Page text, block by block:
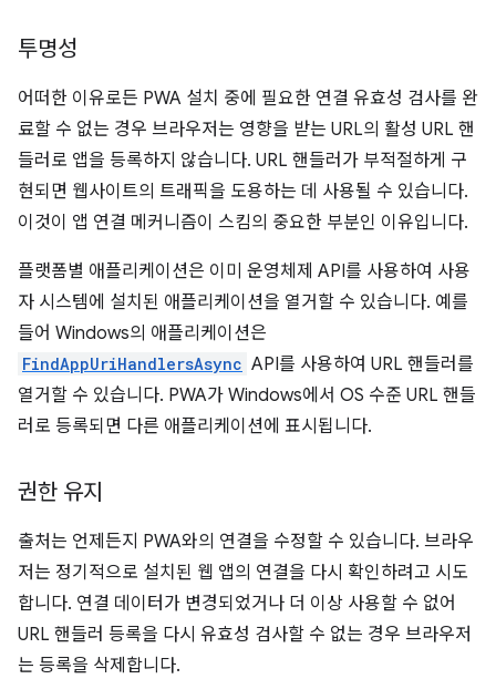
투명성
어떠한 이유로든 PWA 설치 중에 필요한 연결 유효성 검사를 완
료할 수 없는 경우 브라우저는 영향을 받는 URL의 활성 URL 핸
들러로 앱을 등록하지 않습니다. URL 핸들러가 부적절하게 구
현되면 웹사이트의 트래픽을 도용하는 데 사용될 수 있습니다.
이것이 앱 연결 메커니즘이 스킴의 중요한 부분인 이유입니다.
플랫폼별 애플리케이션은 이미 운영체제 API를 사용하여 사용
자 시스템에 설치된 애플리케이션을 열거할 수 있습니다. 예를
들어 Windows의 애플리케이션은
FindAppUriHandlersAsync API를 사용하여 URL 핸들러를
열거할 수 있습니다. PWA가 Windows에서 OS 수준 URL 핸들
러로 등록되면 다른 애플리케이션에 표시됩니다.
권한 유지
출처는 언제든지 PWA와의 연결을 수정할 수 있습니다. 브라우
저는 정기적으로 설치된 웹 앱의 연결을 다시 확인하려고 시도
합니다. 연결 데이터가 변경되었거나 더 이상 사용할 수 없어
URL 핸들러 등록을 다시 유효성 검사할 수 없는 경우 브라우저
는 등록을 삭제합니다.